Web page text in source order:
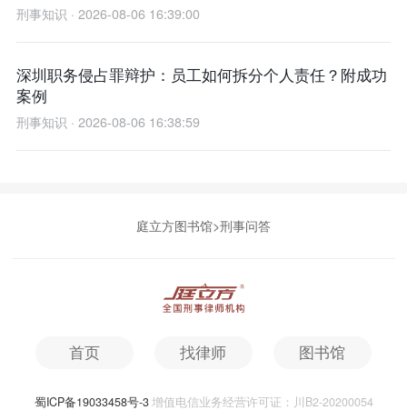
刑事知识 · 2026-08-06 16:39:00
深圳职务侵占罪辩护：员工如何拆分个人责任？附成功
案例
刑事知识 · 2026-08-06 16:38:59
庭立方图书馆>刑事问答
首页 找律师 图书馆
蜀ICP备19033458号-3增值电信业务经营许可证：川B2-20200054